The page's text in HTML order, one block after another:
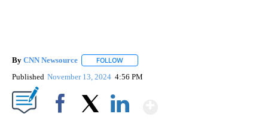
By CNN Newsource FOLLOW
Published November 13, 2024 4:56 PM